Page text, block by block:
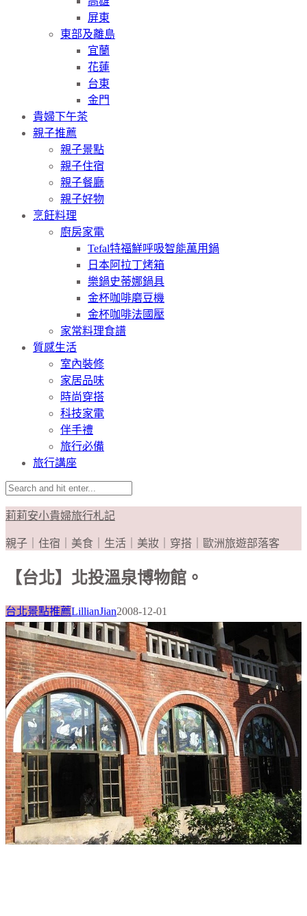
屏東
東部及離島
宜蘭
花蓮
台東
金門
貴婦下午茶
親子推薦
親子景點
親子住宿
親子餐廳
親子好物
烹飪料理
廚房家電
Tefal特福鮮呼吸智能萬用鍋
日本阿拉丁烤箱
樂鍋史蒂娜鍋具
金杯咖啡磨豆機
金杯咖啡法國壓
家常料理食譜
質感生活
室內裝修
家居品味
時尚穿搭
科技家電
伴手禮
旅行必備
旅行講座
莉莉安小貴婦旅行札記
親子｜住宿｜美食｜生活｜美妝｜穿搭｜歐洲旅遊部落客
【台北】北投溫泉博物館。
台北景點推薦LillianJian2008-12-01